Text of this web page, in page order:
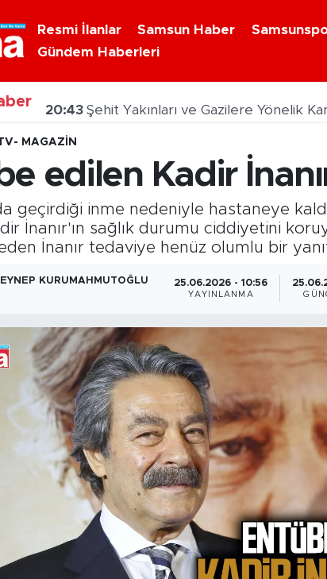
Resmi İlanlar Samsun Haber
Gündem Haberleri
MAGAZIN
edilen Kadir
geçirdiği inme nedeniyle hastaneye
İnanır'ın sağlık durumu ciddiyetini
İnanır tedaviye henüz olumlu bir
KURUMAHMUTOĞLU 25.06.2026 - 10:56
YAYINLANMA
ve Fikstür